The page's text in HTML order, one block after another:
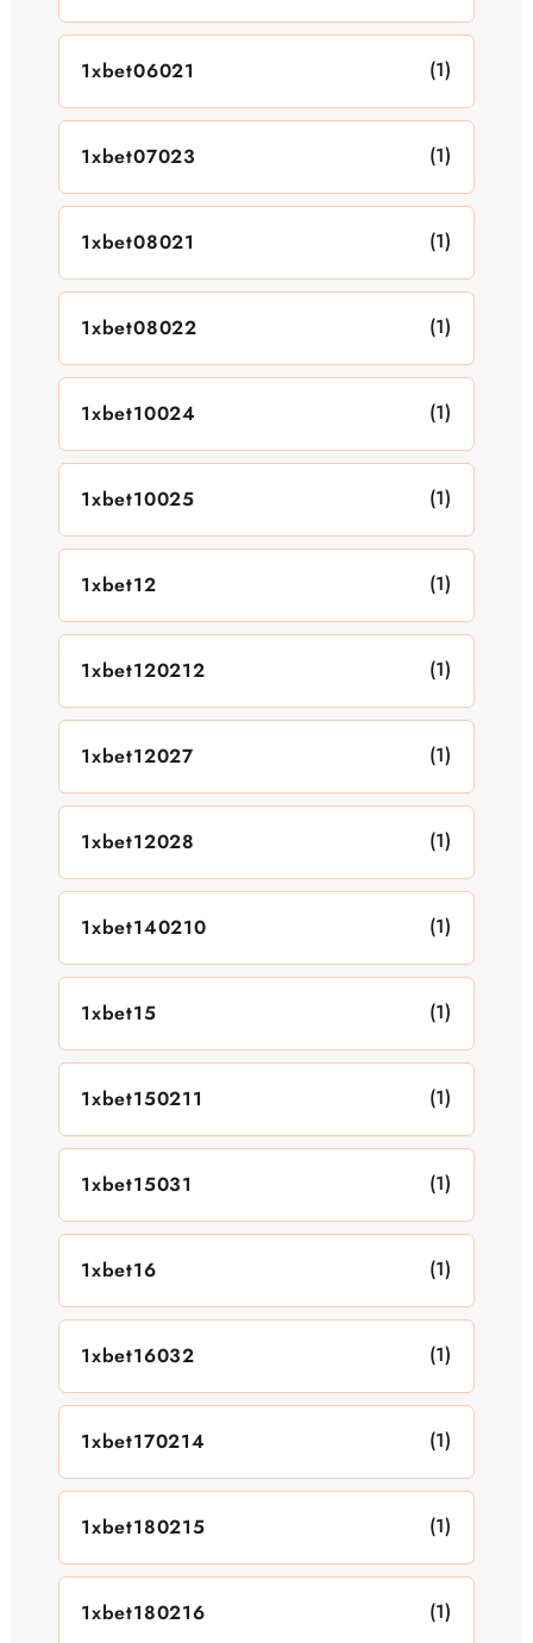
1xbet06021 (1)
1xbet07023 (1)
1xbet08021 (1)
1xbet08022 (1)
1xbet10024 (1)
1xbet10025 (1)
1xbet12 (1)
1xbet120212 (1)
1xbet12027 (1)
1xbet12028 (1)
1xbet140210 (1)
1xbet15 (1)
1xbet150211 (1)
1xbet15031 (1)
1xbet16 (1)
1xbet16032 (1)
1xbet170214 (1)
1xbet180215 (1)
1xbet180216 (1)